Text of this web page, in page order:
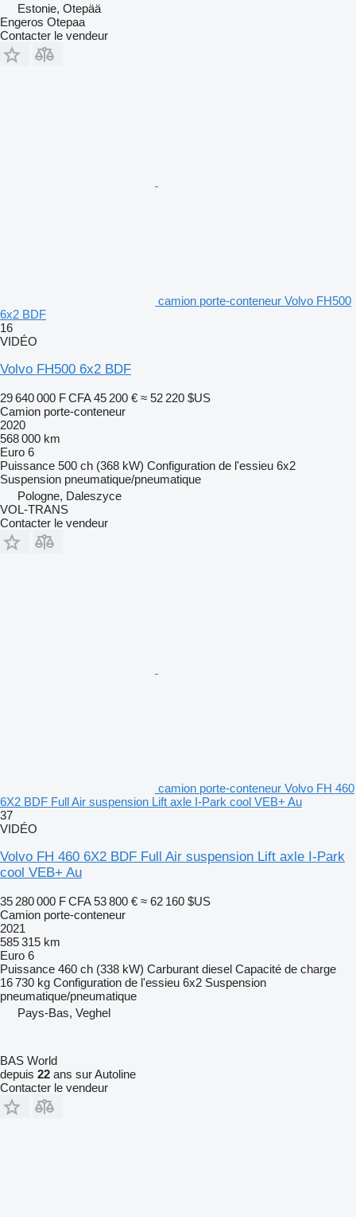
Estonie, Otepää
Engeros Otepaa
Contacter le vendeur
camion porte-conteneur Volvo FH500
6x2 BDF
16
VIDÉO
Volvo FH500 6x2 BDF
29 640 000 F CFA 45 200 € ≈ 52 220 $US
Camion porte-conteneur
2020
568 000 km
Euro 6
Puissance 500 ch (368 kW) Configuration de l'essieu 6x2
Suspension pneumatique/pneumatique
Pologne, Daleszyce
VOL-TRANS
Contacter le vendeur
camion porte-conteneur Volvo FH 460
6X2 BDF Full Air suspension Lift axle I-Park cool VEB+ Au
37
VIDÉO
Volvo FH 460 6X2 BDF Full Air suspension Lift axle I-Park
cool VEB+ Au
35 280 000 F CFA 53 800 € ≈ 62 160 $US
Camion porte-conteneur
2021
585 315 km
Euro 6
Puissance 460 ch (338 kW) Carburant diesel Capacité de charge
16 730 kg Configuration de l'essieu 6x2 Suspension
pneumatique/pneumatique
Pays-Bas, Veghel
BAS World
depuis 22 ans sur Autoline
Contacter le vendeur